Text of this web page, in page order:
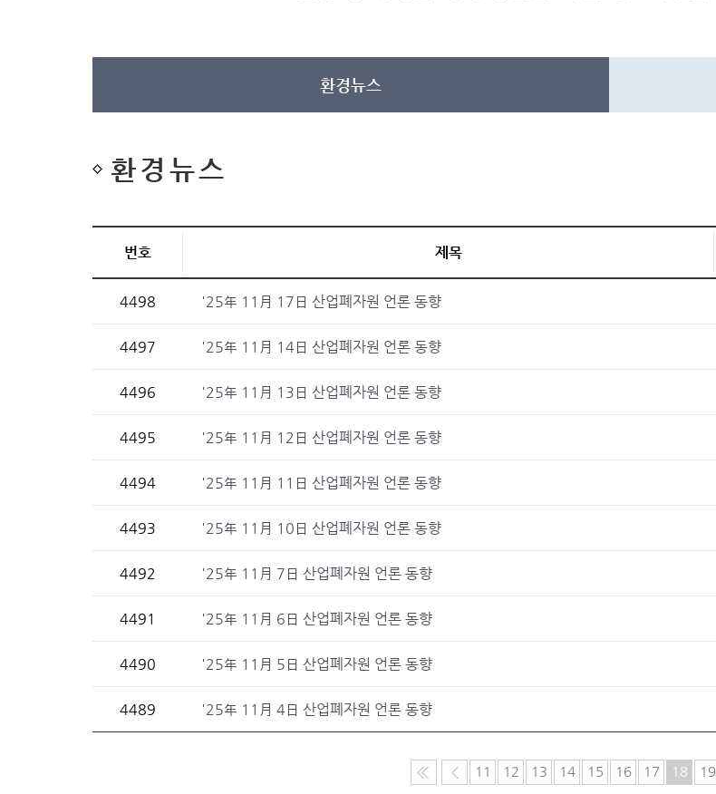
환경뉴스
환경뉴스
번호 제목
4498 '25年 11月 17日 산업폐자원 언론 동향
4497 '25年 11月 14日 산업폐자원 언론 동향
4496 '25年 11月 13日 산업폐자원 언론 동향
4495 '25年 11月 12日 산업폐자원 언론 동향
4494 '25年 11月 11日 산업폐자원 언론 동향
4493 '25年 11月 10日 산업폐자원 언론 동향
4492 '25年 11月 7日 산업폐자원 언론 동향
4491 '25年 11月 6日 산업폐자원 언론 동향
4490 '25年 11月 5日 산업폐자원 언론 동향
4489 '25年 11月 4日 산업폐자원 언론 동향
11 12 13 14 15 16 17 18 19